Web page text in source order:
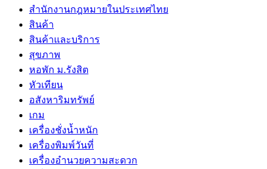
สำนักงานกฎหมายในประเทศไทย
สินค้า
สินค้าและบริการ
สุขภาพ
หอพัก ม.รังสิต
หัวเทียน
อสังหาริมทรัพย์
เกม
เครื่องชั่งน้ำหนัก
เครื่องพิมพ์วันที่
เครื่องอำนวยความสะดวก